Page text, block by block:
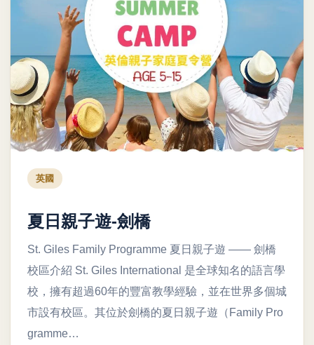
英國
夏日親子遊-劍橋
St. Giles Family Programme 夏日親子遊 —— 劍橋
校區介紹 St. Giles International 是全球知名的語言學
校，擁有超過60年的豐富教學經驗，並在世界多個城
市設有校區。其位於劍橋的夏日親子遊（Family Pro
gramme…